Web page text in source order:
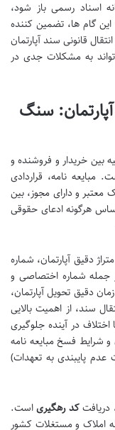
اسناد رسمی باز شود،
گام ها، تضمین کننده
قانونی سند آپارتمان
به مشکلات جدی در
آپارتمان: سنگ
بین خریدار و فروشنده و
نامه، قراردادی
و دارای مجوز، بین
هرگونه ادعای حقوقی
دقیق آپارتمان، شماره
جمله شماره اختصاصی و
دقیق تحویل آپارتمان،
سند، از اهمیت بالایی
اختلاف در آینده جلوگیری
شرایط فسخ مبایعه نامه
عدم پایبندی به تعهدات)
دریافتکد رهگیریاست.
املاک و مستغلات کشور